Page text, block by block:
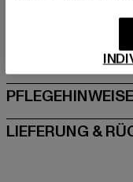
GRÖSSE &
PFLEGEHINWEISE
LIEFERUNG &